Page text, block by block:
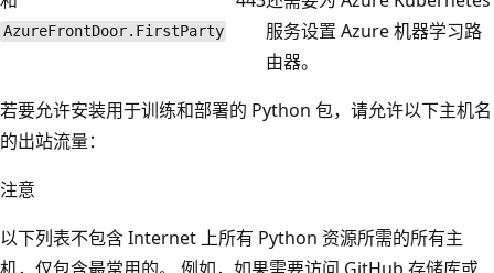
AzureFrontDoor.FirstParty
服务设置 Azure 机器学习路
由器。
若要允许安装用于训练和部署的 Python 包，请允许以下主机名
的出站流量：
注意
以下列表不包含 Internet 上所有 Python 资源所需的所有主
机，仅包含最常用的。 例如，如果需要访问 GitHub 存储库或